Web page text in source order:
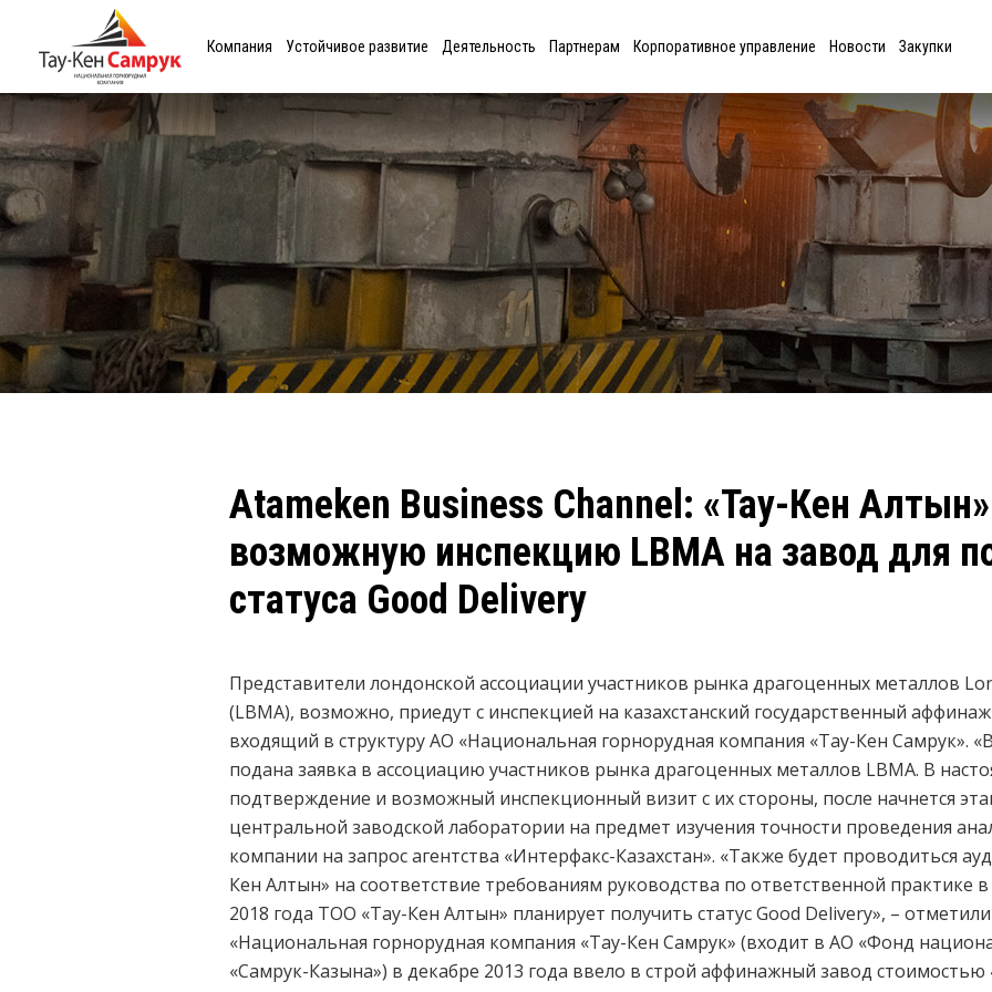
Компания Устойчивое развитие Деятельность Партнерам Корпоративное управление Новости Закупки
Atameken Business Channel: «Тау-Кен
возможную инспекцию LBMA на завод для
статуса Good Delivery
Представители лондонской ассоциации участников рынка драгоценных металлов
(LBMA), возможно, приедут с инспекцией на казахстанский государственный
входящий в структуру АО «Национальная горнорудная компания «Тау-Кен Самрук».
подана заявка в ассоциацию участников рынка драгоценных металлов LBMA. В
подтверждение и возможный инспекционный визит с их стороны, после начнется
центральной заводской лаборатории на предмет изучения точности проведения
компании на запрос агентства «Интерфакс-Казахстан». «Также будет проводиться
Кен Алтын» на соответствие требованиям руководства по ответственной практике
2018 года ТОО «Тау-Кен Алтын» планирует получить статус Good Delivery», –
«Национальная горнорудная компания «Тау-Кен Самрук» (входит в АО «Фонд
«Самрук-Казына») в декабре 2013 года ввело в строй аффинажный завод